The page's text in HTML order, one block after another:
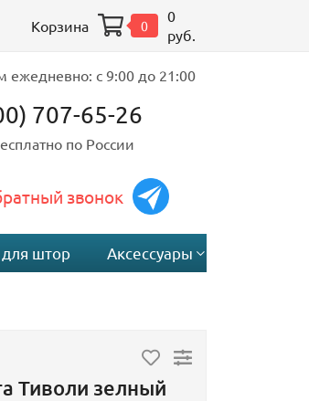
Корзина 0
0
руб.
ежедневно: c 9:00 до 21:00
707-65-26
по России
звонок
штор Аксессуары
Тиволи зелный